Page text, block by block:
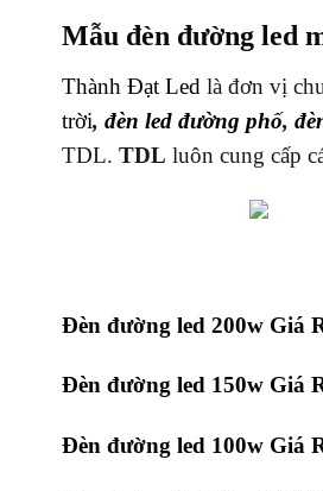
Mẫu đèn đường led
Thành Đạt Led là đơn vị
trời, đèn led đường phố,
TDL. TDL luôn cung cấp
Đèn đường led 200w Giá
Đèn đường led 150w Giá
Đèn đường led 100w Giá